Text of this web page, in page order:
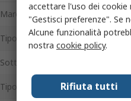
Marchio
Tipo di contatto
Sottotipo
Tipo prodotto
accettare l'uso dei cookie
"Gestisci preferenze". Se
Alcune funzionalità
nostra cookie policy.
Rifiuta tutti